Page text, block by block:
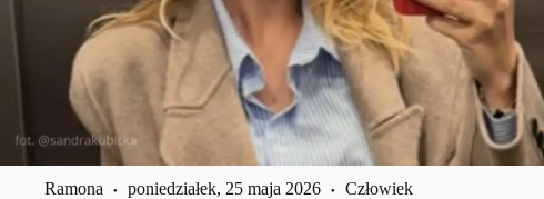
Ramona poniedziałek, 25 maja 2026 Człowiek